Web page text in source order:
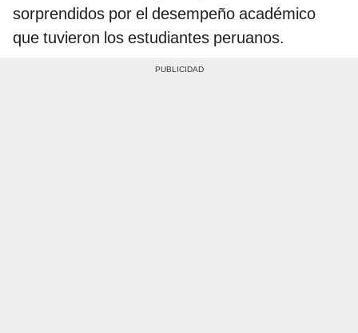
sorprendidos por el desempeño académico
que tuvieron los estudiantes peruanos.